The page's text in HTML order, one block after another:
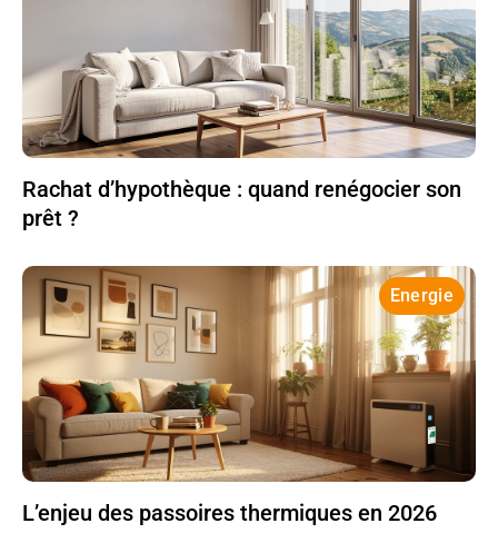
Rachat d’hypothèque : quand renégocier son
prêt ?
Energie
L’enjeu des passoires thermiques en 2026